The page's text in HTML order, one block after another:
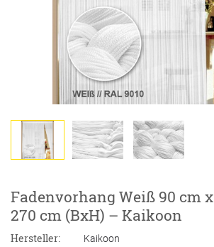
Fadenvorhang Weiß 90 cm x
270 cm (BxH) – Kaikoon
Hersteller:
Kaikoon